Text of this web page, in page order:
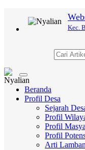
Kec.
Toggle
navigation
Beranda
Profil Desa
Sejarah
Profil
Profil
Profil
Arti